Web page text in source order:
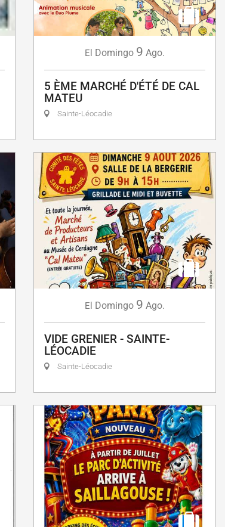
El Domingo 9 Ago.
5 ÈME MARCHÉ D'ÉTÉ DE CAL
MATEU
Sainte-Léocadie
El Domingo 9 Ago.
VIDE GRENIER - SAINTE-
LÉOCADIE
Sainte-Léocadie